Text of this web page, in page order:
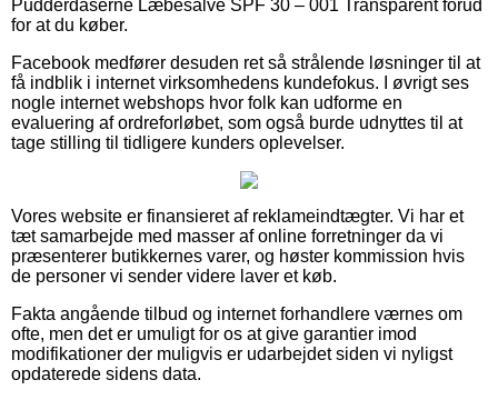
Pudderdåserne Læbesalve SPF 30 – 001 Transparent forud
for at du køber.
Facebook medfører desuden ret så strålende løsninger til at
få indblik i internet virksomhedens kundefokus. I øvrigt ses
nogle internet webshops hvor folk kan udforme en
evaluering af ordreforløbet, som også burde udnyttes til at
tage stilling til tidligere kunders oplevelser.
Vores website er finansieret af reklameindtægter. Vi har et
tæt samarbejde med masser af online forretninger da vi
præsenterer butikkernes varer, og høster kommission hvis
de personer vi sender videre laver et køb.
Fakta angående tilbud og internet forhandlere værnes om
ofte, men det er umuligt for os at give garantier imod
modifikationer der muligvis er udarbejdet siden vi nyligst
opdaterede sidens data.